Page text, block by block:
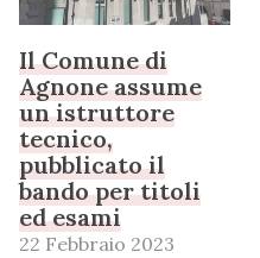
Il Comune di
Agnone assume
un istruttore
tecnico,
pubblicato il
bando per titoli
ed esami
22 Febbraio 2023